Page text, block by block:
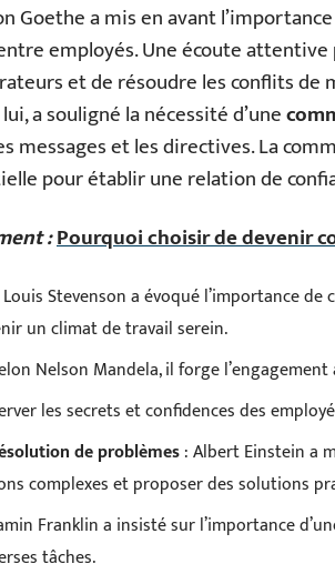
Goethe a mis en avant l’importance
employés. Une écoute
et de résoudre les conflits de
a souligné la nécessité d’une
messages et les directives. La
pour établir une relation de
:Pourquoi choisir de devenir
Stevenson a évoqué l’importance
un climat de travail serein.
Nelson Mandela, il forge
les secrets et confidences des
de problèmes: Albert Einstein a
complexes et proposer des solutions
Franklin a insisté sur l’importance
tâches.